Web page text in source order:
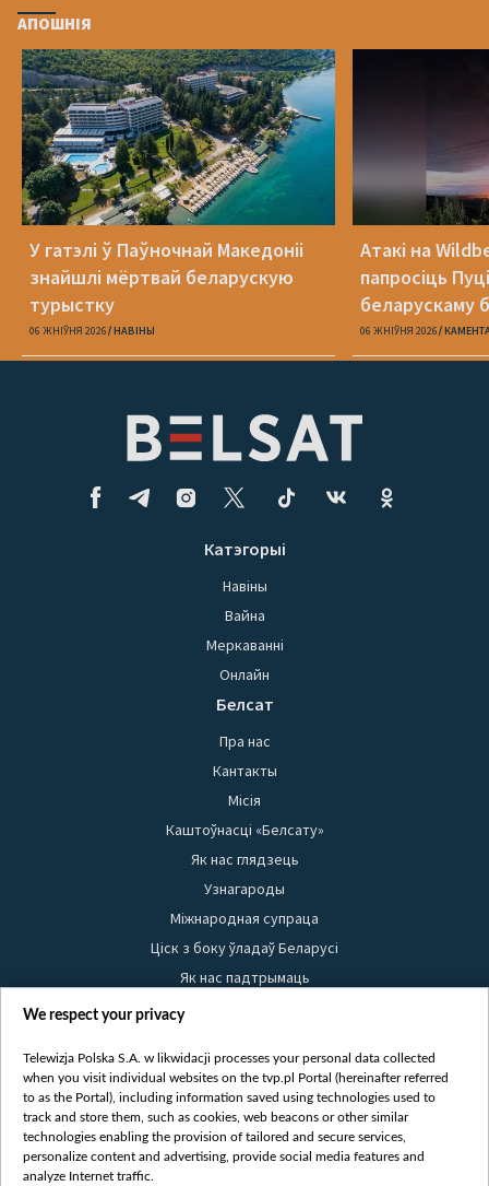
АПОШНІЯ
У гатэлі ў Паўночнай Македоніі
знайшлі мёртвай беларускую
турыстку
06 ЖНІЎНЯ 2026 НАВІНЫ
Атакі на
папросіць
беларускаму
06 ЖНІЎНЯ 2026
Катэгорыі
Навіны
Вайна
Меркаванні
Онлайн
Белсат
Пра нас
Кантакты
Місія
Каштоўнасці «Белсату»
Як нас глядзець
Узнагароды
Міжнародная супраца
Ціск з боку ўладаў Беларусі
Як нас падтрымаць
Правілы выкарыстання матэрыялаў
Бяспека
Youtube
Белсат news
Белсат Shorts
We respect your privacy
Telewizja Polska S.A. w likwidacji processes your personal data collected
when you visit individual websites on the tvp.pl Portal (hereinafter referred
to as the Portal), including information saved using technologies used to
track and store them, such as cookies, web beacons or other similar
technologies enabling the provision of tailored and secure services,
personalize content and advertising, provide social media features and
analyze Internet traffic.